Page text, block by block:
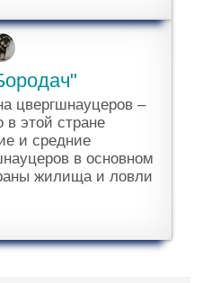
цвергшнауцеров –
в этой стране
и средние
в основном
жилища и ловли